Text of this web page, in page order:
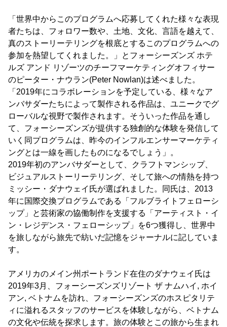
「世界中からこのプログラムへ応募してくれた様々な表現
者たちは、フォロワー数や、土地、文化、言語を越えて、
真のストーリーテリングを根底とするこのプログラムへの
参加を熱望してくれました。」とフォーシーズンズ ホテ
ルズ アンド リゾーツのチーフマーケティングオフィサー
のピーター・ナウラン(Peter Nowlan)は述べました。
「2019年にコラボレーションを予定している、様々なア
ンバサダーたちによって製作される作品は、ユニークでグ
ローバルな視野で製作されます。そういった作品を通し
て、フォーシーズンズが提供する独創的な体験を発信して
いく同プログラムは、昨今のインフルエンサーマーケティ
ングとは一線を画したものになるでしょう」。
2019年初のアンバサダーとして、クラフトマンシップ、
ビジュアルストーリーテリング、そして旅への情熱を持つ
ミッシー・ダナウェイ氏が選ばれました。同氏は、2013
年に国際交換プログラムである「フルブライトフェローシ
ップ」と芸術家の協働制作を支援する「アーティスト・イ
ン・レジデンス・フェローシップ」を6つ獲得し、世界中
を旅しながら旅先で紡いだ記憶をジャーナルに記していま
す。
アメリカのメイン州ポートランド在住のダナウェイ氏は
2019年3月、フォーシーズンズリゾート ザ ナムハイ, ホイ
アン, ベトナムを訪れ、フォーシーズンズのホスピタリテ
ィに溢れるスタッフのサービスを体験しながら、ベトナム
の文化や伝統を探求します。旅の体験とこの旅から生まれ